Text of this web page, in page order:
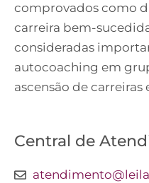
comprovados como
carreira bem-
consideradas
autocoaching em
ascensão de carreiras
Central de